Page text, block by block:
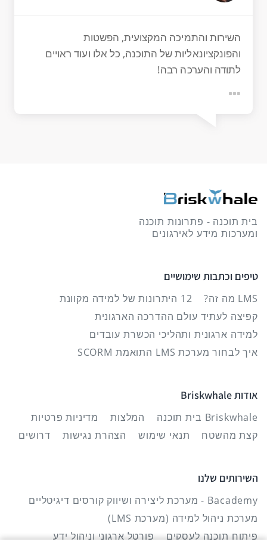
השירות והתמיכה המקצועית, הפשטות
והפונקציונאליות של התוכנה, כל אלו ועוד ראויים
לתודה והערכה רבה!
בית תוכנה - פתרונות תוכנה
ומערכות מידע לאירגונים
טיפים וכתבות שימושיים
LMS מה זה?
12 היתרונות של למידה מקוונת
קפיצה לעתיד עולם ההדרכה הארגונית
למידה ארגונית ותהליכי הכשרת עובדים
איך לבחור מערכת LMS התואמת SCORM
אודות Briskwhale
Briskwhale בית תוכנה המלצות
מדיניות פרטיות
קצת מהשטח
תנאי שימוש הצהרת נגישות דרושים
השירותים שלנו
Bacademy - מערכת ליצירה ושיווק קורסים דיגיטליים
מערכת ניהול למידה (מערכת LMS)
פיתוח תוכנה לעסקים
פורטל ארגוני וניהול ידע